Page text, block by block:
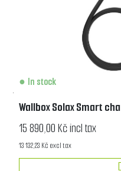
In stock
Wallbox Solax Smart
15 890,00 Kč incl tax
13 132,23 Kč excl tax